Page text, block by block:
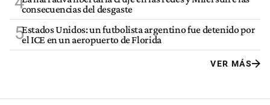
consecuencias del desgaste
5Estados Unidos: un futbolista argentino fue detenido por
el ICE en un aeropuerto de Florida
VER MÁS